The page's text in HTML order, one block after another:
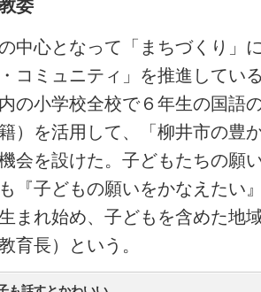
委
中心となって「まちづくり」
コミュニティ」を推進してい
の小学校全校で６年生の国語
）を活用して、「柳井市の豊
会を設けた。子どもたちの願
も『子どもの願いをかなえたい
生まれ始め、子どもを含めた地
育長）という。